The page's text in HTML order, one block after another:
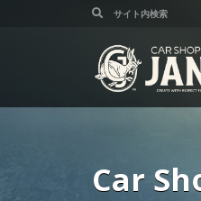
Car